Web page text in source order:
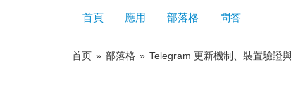
首頁 應用 部落格 問答
首页 » 部落格 » Telegram 更新機制、裝置驗證